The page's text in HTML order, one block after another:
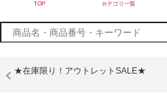
TOP カテゴリ一覧
★在庫限り！アウトレットSALE★